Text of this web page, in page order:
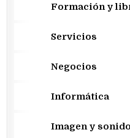
Formación y
Servicios
Negocios
Informática
Imagen y sonido